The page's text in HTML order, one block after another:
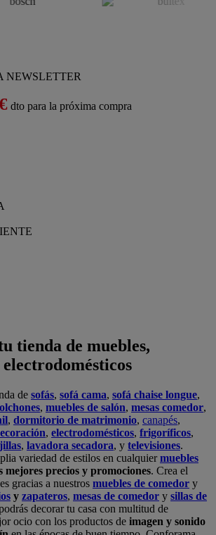
NEWSLETTER
dto para la próxima compra
tienda de muebles,
de sofás, sofá cama, sofá chaise longue,
, muebles de salón, mesas comedor,
, dormitorio de matrimonio, canapés,
, electrodomésticos, frigoríficos,
, lavadora secadora, y televisiones.
variedad de estilos en cualquiermuebles
mejores precios y promociones. Crea el
gracias a nuestros muebles de comedor y
y zapateros, mesas de comedor y sillas de
decorar tu casa con multitud de
ocio con los productos de imagen y sonido